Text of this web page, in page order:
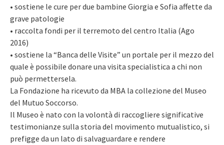
• sostiene le cure per due bambine Giorgia e Sofia affette da
grave patologie
• raccolta fondi per il terremoto del centro Italia (Ago
2016)
• sostiene la “Banca delle Visite” un portale per il mezzo del
quale è possibile donare una visita specialistica a chi non
può permettersela.
La Fondazione ha ricevuto da MBA la collezione del Museo
del Mutuo Soccorso.
Il Museo è nato con la volontà di raccogliere significative
testimonianze sulla storia del movimento mutualistico, si
prefigge da un lato di salvaguardare e rendere